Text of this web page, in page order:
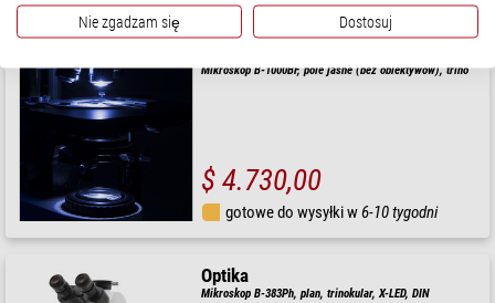
Mikroskop B-1000BF, pole jasne (bez obiektywów), trino
$ 4.730,00
gotowe do wysyłki w6-10 tygodni
Optika
Mikroskop B-383Ph, plan, trinokular, X-LED, DIN
Nie zgadzam się Dostosuj